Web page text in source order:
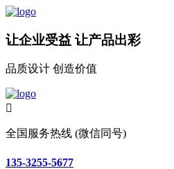
让企业受益 让产品出彩
品质设计 创造价值

全国服务热线 (微信同号)
135-3255-5677